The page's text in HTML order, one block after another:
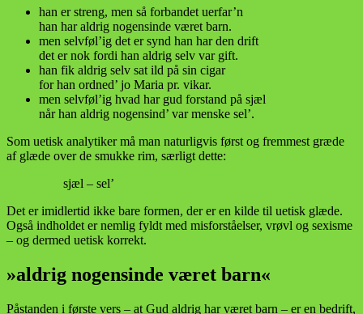
han er streng, men så forbandet uerfar’n
han har aldrig nogensinde været barn.
men selvføl’ig det er synd han har den drift
det er nok fordi han aldrig selv var gift.
han fik aldrig selv sat ild på sin cigar
for han ordned’ jo Maria pr. vikar.
men selvføl’ig hvad har gud forstand på sjæl
når han aldrig nogensind’ var menske sel’.
Som uetisk analytiker må man naturligvis først og fremmest græde
af glæde over de smukke rim, særligt dette:
sjæl – sel’
Det er imidlertid ikke bare formen, der er en kilde til uetisk glæde.
Også indholdet er nemlig fyldt med misforståelser, vrøvl og sexisme
– og dermed uetisk korrekt.
»aldrig nogensinde været barn«
Påstanden i første vers – at Gud aldrig har været barn – er en bedrift,